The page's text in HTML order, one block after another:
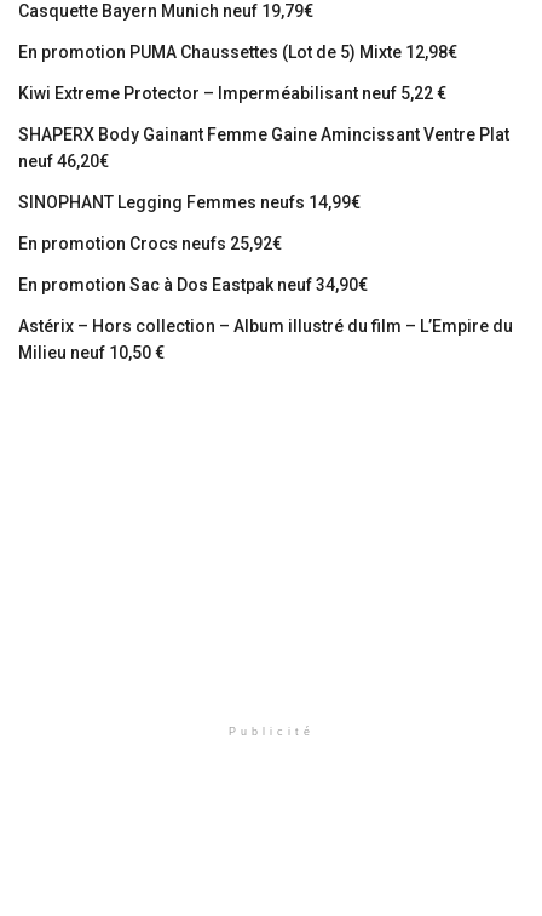
Casquette Bayern Munich neuf 19,79€
En promotion PUMA Chaussettes (Lot de 5) Mixte 12,98€
Kiwi Extreme Protector – Imperméabilisant neuf 5,22 €
SHAPERX Body Gainant Femme Gaine Amincissant Ventre Plat
neuf 46,20€
SINOPHANT Legging Femmes neufs 14,99€
En promotion Crocs neufs 25,92€
En promotion Sac à Dos Eastpak neuf 34,90€
Astérix – Hors collection – Album illustré du film – L’Empire du
Milieu neuf 10,50 €
Publicité